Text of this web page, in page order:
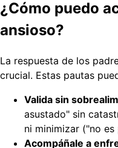
¿Cómo puedo
ansioso?
La respuesta de los
crucial. Estas pautas
Valida sin
asustado" sin
ni minimizar ("no
Acompáñale a